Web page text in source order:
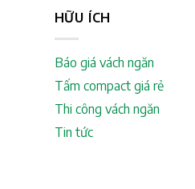
HỮU ÍCH
Báo giá vách ngăn
Tấm compact giá rẻ
Thi công vách ngăn
Tin tức